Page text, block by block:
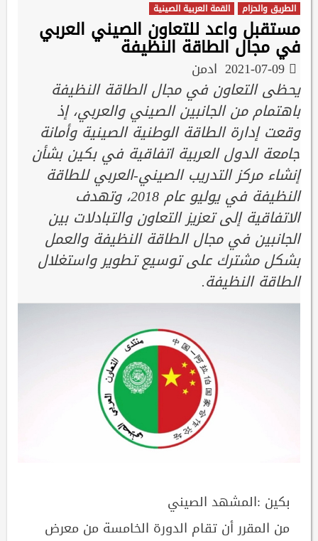
الطريق والحزام
القمة العربية الصينية
مستقبل واعد للتعاون الصيني العربي
في مجال الطاقة النظيفة
ادمن
يحظى التعاون في مجال الطاقة النظيفة
باهتمام من الجانبين الصيني والعربي، إذ
وقعت إدارة الطاقة الوطنية الصينية وأمانة
جامعة الدول العربية اتفاقية في بكين بشأن
إنشاء مركز التدريب الصيني-العربي للطاقة
النظيفة في يوليو عام 2018، وتهدف
الاتفاقية إلى تعزيز التعاون والتبادلات بين
الجانبين في مجال الطاقة النظيفة والعمل
بشكل مشترك على توسيع تطوير واستغلال
الطاقة النظيفة.
بكين :المشهد الصيني
من المقرر أن تقام الدورة الخامسة من معرض